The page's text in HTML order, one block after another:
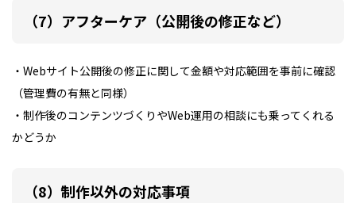
（7）アフターケア（公開後の修正など）
・Webサイト公開後の修正に関して金額や対応範囲を事前に確認
（管理費の有無と同様）
・制作後のコンテンツづくりやWeb運用の相談にも乗ってくれる
かどうか
（8）制作以外の対応事項